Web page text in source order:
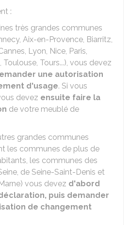
:
très grandes communes
Aix-en-Provence, Biarritz,
Lyon, Nice, Paris,
Toulouse, Tours...), vous devez
une autorisation
d'usage. Si vous
devez ensuite faire la
de votre meublé de
grandes communes
les communes de plus de
les communes des
de Seine-Saint-Denis et
vous devez d'abord
puis demander
de changement